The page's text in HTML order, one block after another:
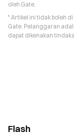
oleh Gate.
* Artikel ini tidak boleh
Gate. Pelanggaran
dapat dikenakan
Flash